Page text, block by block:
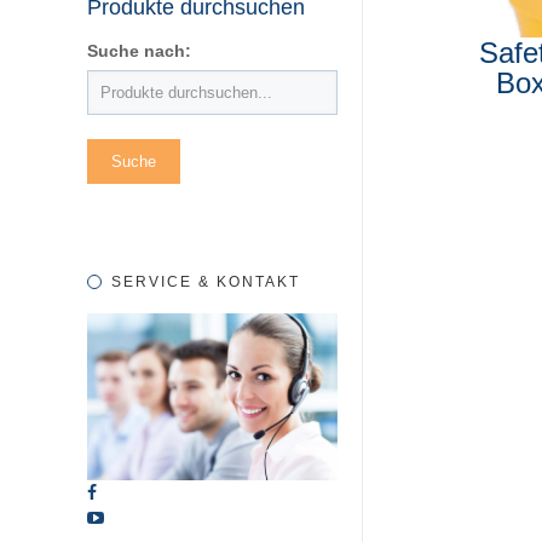
Produkte durchsuchen
Suche nach:
SERVICE & KONTAKT